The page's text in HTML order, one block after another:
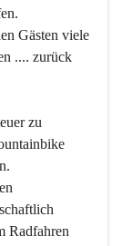
Gästen viele
.... zurück
zu
Radfahren